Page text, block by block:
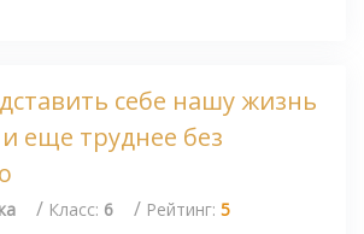
себе нашу жизнь
еще труднее без
/ Класс: 6 / Рейтинг: 5